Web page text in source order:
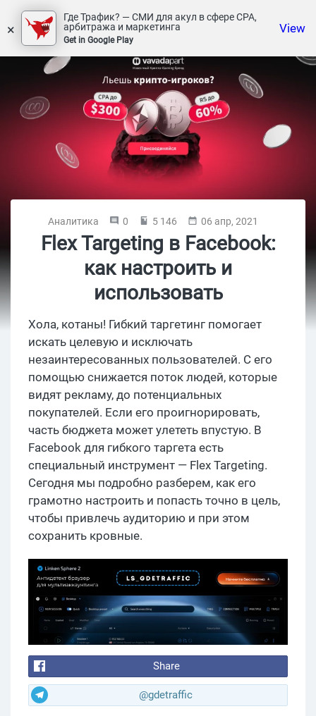
×
Где Трафик? — СМИ для акул в сфере СРА,
арбитража и маркетинга
Get in Google Play
View
Аналитика 0 5 146 06 апр, 2021
Flex Targeting в Facebook:
как настроить и
использовать
Хола, котаны! Гибкий таргетинг помогает
искать целевую и исключать
незаинтересованных пользователей. С его
помощью снижается поток людей, которые
видят рекламу, до потенциальных
покупателей. Если его проигнорировать,
часть бюджета может улететь впустую. В
Facebook для гибкого таргета есть
специальный инструмент — Flex Targeting.
Сегодня мы подробно разберем, как его
грамотно настроить и попасть точно в цель,
чтобы привлечь аудиторию и при этом
сохранить кровные.
Share
@gdetraffic